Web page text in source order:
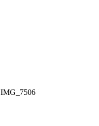
IMG_7506